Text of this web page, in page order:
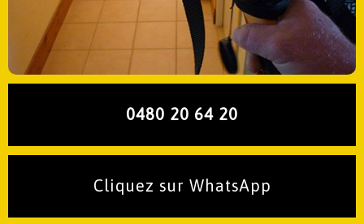
0480 20 64 20
Cliquez sur WhatsApp